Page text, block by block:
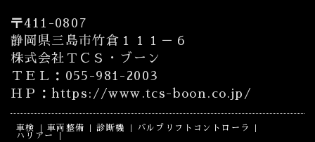
〒411-0807
静岡県三島市竹倉１１１－６
株式会社ＴＣＳ・ブーン
ＴＥＬ：055-981-2003
ＨＰ：https://www.tcs-boon.co.jp/
車検 車両整備 診断機
バルブリフトコントローラ
ハリアー